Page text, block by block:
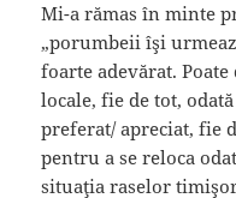
Mi-a rămas în minte
„porumbeii îşi
foarte adevărat. Poate
locale, fie de tot,
preferat/ apreciat, fie
pentru a se reloca
situaţia raselor